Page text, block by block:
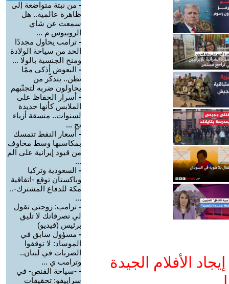
الأفلام الجيدة
- من نبتة متواضعة إلى
ظاهرة عالمية.. هل
سمعت عن شاي
الروبيوس م ...
- ترامب يحاول مجددًا
الحد من سياحة الولادة
ومنح الجنسية بالولا ...
- البعوض أذكى ممّا
تظن.. يتذكّر من
يحاولون ضربه لتجنّبهم
- أسرار الحفاظ على
الملابس كأنها جديدة
لسنوات.. منسقة أزياء
تج ...
- أسعار النفط تتمسك
بمكاسبها وسط مخاوف
من قيود إيرانية على الم
...
- السعودية وتركيا
وباكستان توقع -اتفاقية
مكة للدفاع المشترك-..
...
- ترامب: زوجتي تقول
لي تصرفاتك لا تليق
برئيس (فيديو)
- مسؤول سابق في
الموساد: لا توقفوا
الضربات في لبنان..
وترامب ي ...
- -سياحة القنص- في
سراييفو: تحقيقات